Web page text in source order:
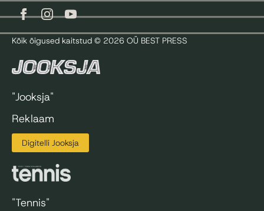
Kõik õigused kaitstud © 2026 OÜ BEST PRESS
"Jooksja"
Reklaam
Digitelli Jooksja
"Tennis"